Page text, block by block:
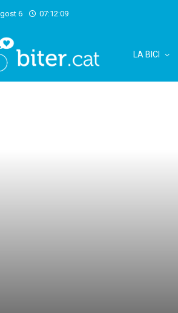
6 07:12:09
LA BICI